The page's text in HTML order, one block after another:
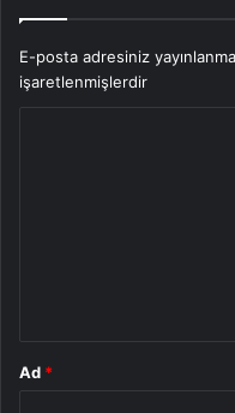
E-posta adresiniz
işaretlenmişlerdir
Ad *